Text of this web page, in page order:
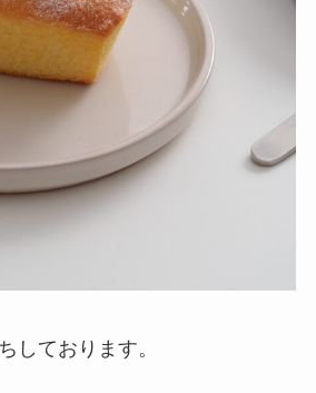
しております。